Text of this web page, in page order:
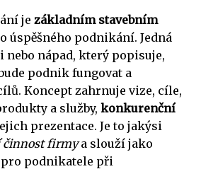
je základním stavebním
úspěšného podnikání. Jedná
nebo nápad, který popisuje,
podnik fungovat a
Koncept zahrnuje vize, cíle,
a služby, konkurenční
prezentace. Je to jakýsi
činnost firmya slouží jako
podnikatele při